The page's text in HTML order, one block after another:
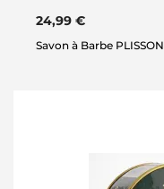
24,99 €
Savon à Barbe